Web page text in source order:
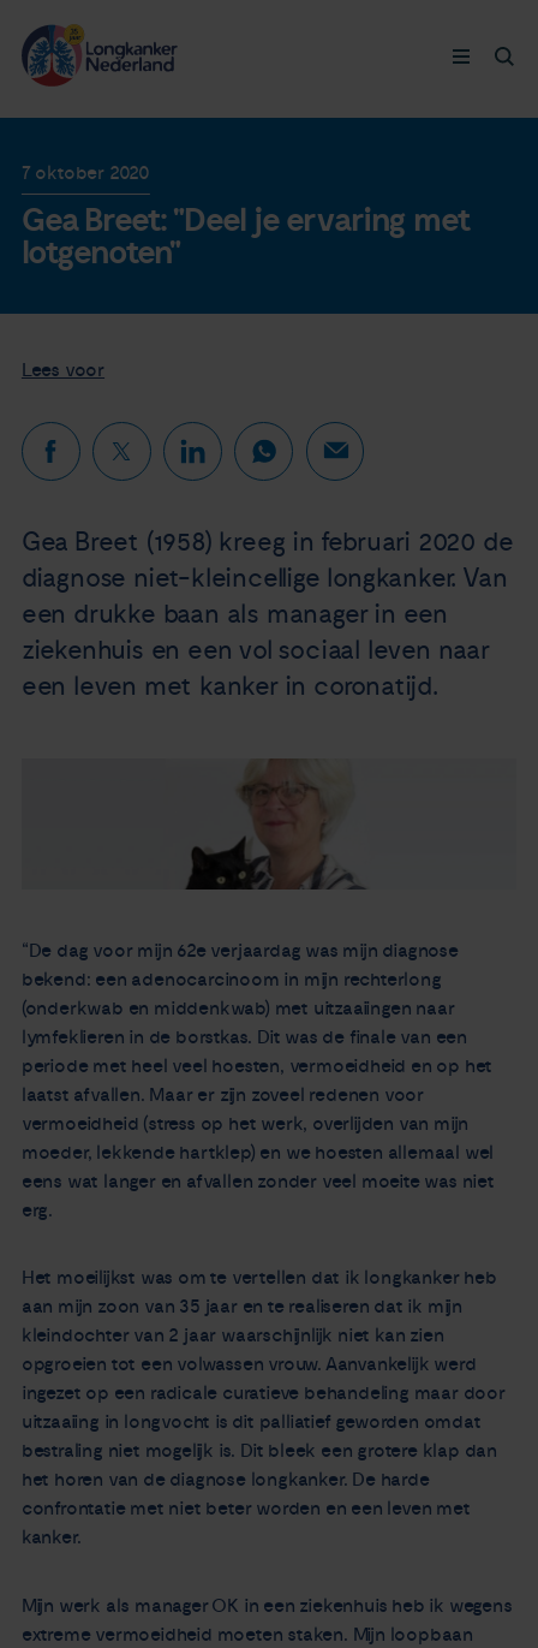
Nieuws
Agenda
Longkanker
Leven met
Thymuskankers
Steun ons
7 oktober 2020
Gea Breet: "Deel je ervaring met
lotgenoten"
Lees voor
Gea Breet (1958) kreeg in februari 2020 de
diagnose niet-kleincellige longkanker. Van
een drukke baan als manager in een
ziekenhuis en een vol sociaal leven naar
een leven met kanker in coronatijd.
“De dag voor mijn 62e verjaardag was mijn diagnose
bekend: een adenocarcinoom in mijn rechterlong
(onderkwab en middenkwab) met uitzaaiingen naar
lymfeklieren in de borstkas. Dit was de finale van een
periode met heel veel hoesten, vermoeidheid en op het
laatst afvallen. Maar er zijn zoveel redenen voor
vermoeidheid (stress op het werk, overlijden van mijn
moeder, lekkende hartklep) en we hoesten allemaal wel
eens wat langer en afvallen zonder veel moeite was niet
erg.
Het moeilijkst was om te vertellen dat ik longkanker heb
aan mijn zoon van 35 jaar en te realiseren dat ik mijn
kleindochter van 2 jaar waarschijnlijk niet kan zien
opgroeien tot een volwassen vrouw. Aanvankelijk werd
ingezet op een radicale curatieve behandeling maar door
uitzaaiing in longvocht is dit palliatief geworden omdat
bestraling niet mogelijk is. Dit bleek een grotere klap dan
het horen van de diagnose longkanker. De harde
confrontatie met niet beter worden en een leven met
kanker.
Mijn werk als manager OK in een ziekenhuis heb ik wegens
extreme vermoeidheid moeten staken. Mijn loopbaan